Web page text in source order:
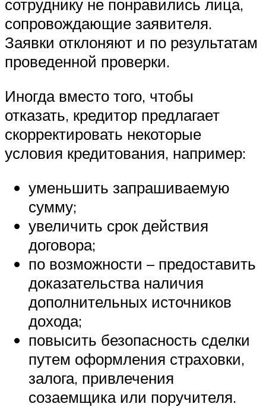
сотруднику не понравились лица,
сопровождающие заявителя.
Заявки отклоняют и по результатам
проведенной проверки.
Иногда вместо того, чтобы
отказать, кредитор предлагает
скорректировать некоторые
условия кредитования, например:
уменьшить запрашиваемую
сумму;
увеличить срок действия
договора;
по возможности – предоставить
доказательства наличия
дополнительных источников
дохода;
повысить безопасность сделки
путем оформления страховки,
залога, привлечения
созаемщика или поручителя.